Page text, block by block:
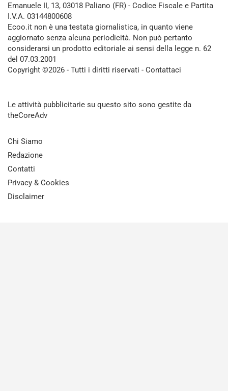
Emanuele II, 13, 03018 Paliano (FR) - Codice Fiscale e Partita
I.V.A. 03144800608
Ecoo.it non è una testata giornalistica, in quanto viene
aggiornato senza alcuna periodicità. Non può pertanto
considerarsi un prodotto editoriale ai sensi della legge n. 62
del 07.03.2001
Copyright ©2026 - Tutti i diritti riservati - Contattaci
Le attività pubblicitarie su questo sito sono gestite da
theCoreAdv
Chi Siamo
Redazione
Contatti
Privacy & Cookies
Disclaimer